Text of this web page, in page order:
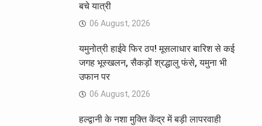
बचे यात्री
06 August, 2026
यमुनोत्री हाईवे फिर ठप! मूसलाधार बारिश से कई
जगह भूस्खलन, सैकड़ों श्रद्धालु फंसे, यमुना भी
उफान पर
06 August, 2026
हल्द्वानी के नशा मुक्ति केंद्र में बड़ी लापरवाही